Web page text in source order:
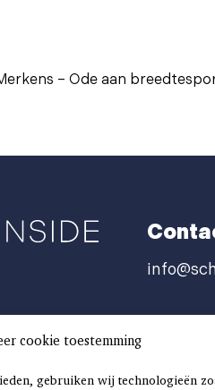
cookie toestemming
gebruiken wij technologieën
– Ode aan